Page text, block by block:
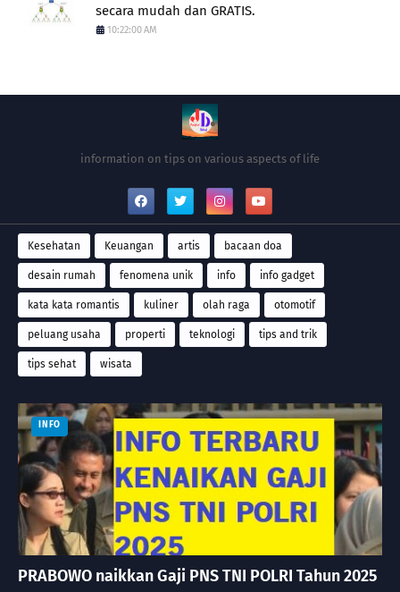
secara mudah dan GRATIS.
10:22:00 AM
information on tips on various aspects of life
Kesehatan Keuangan artis bacaan doa
desain rumah fenomena unik info info gadget
kata kata romantis kuliner olah raga otomotif
peluang usaha properti teknologi tips and trik
tips sehat wisata
INFO
PRABOWO naikkan Gaji PNS TNI POLRI Tahun 2025